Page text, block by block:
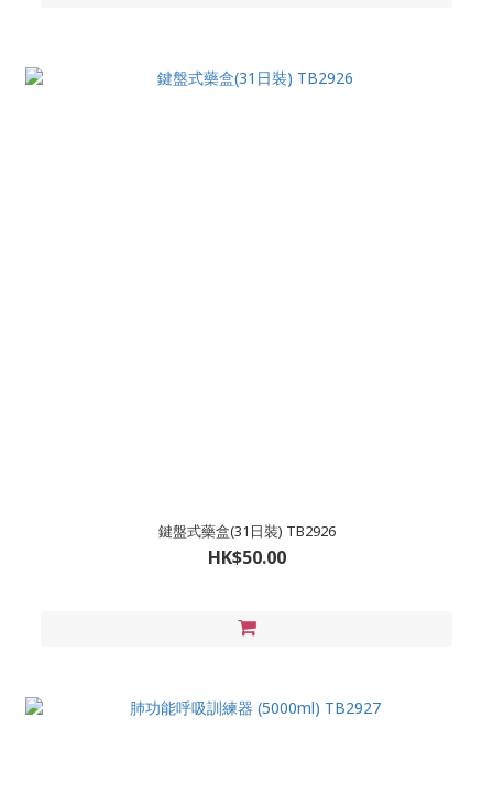
鍵盤式藥盒(31日裝) TB2926
HK$50.00